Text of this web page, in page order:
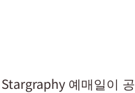
예매일이 공